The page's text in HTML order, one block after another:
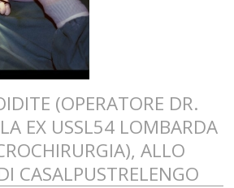
(OPERATORE DR.
EX USSL54 LOMBARDA
ALLO
CASALPUSTRELENGO